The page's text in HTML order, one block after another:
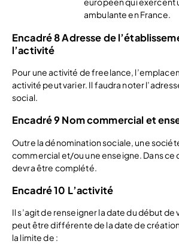
ambulante en France.
Encadré 8 Adresse de
l’activité
Pour une activité de freelance,
activité peut varier. Il faudra noter
social.
Encadré 9 Nom commercial et
Outre la dénomination sociale, une
commercial et/ou une enseigne. Dans ce
devra être complété.
Encadré 10 L’activité
Il s’agit de renseigner la date du début de
peut être différente de la date de
la limite de :